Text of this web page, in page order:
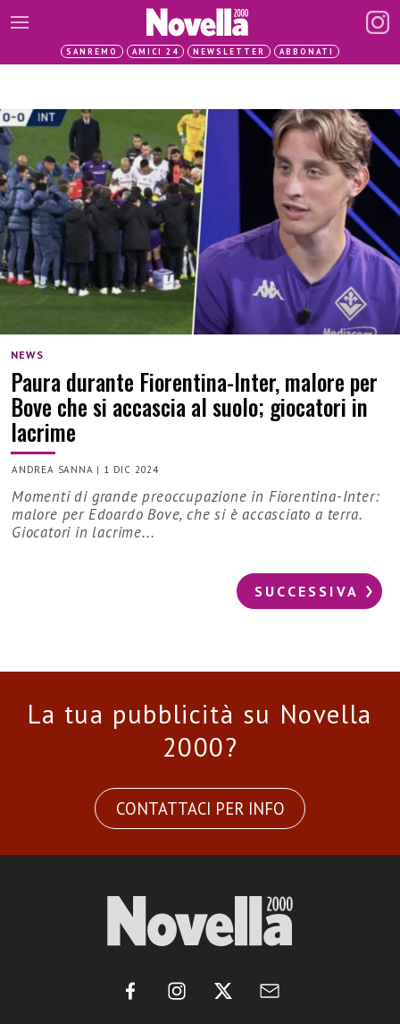
SANREMO AMICI 24 NEWSLETTER ABBONATI
NEWS
Paura durante Fiorentina-Inter, malore per
Bove che si accascia al suolo; giocatori in
lacrime
ANDREA SANNA | 1 DIC 2024
Momenti di grande preoccupazione in Fiorentina-Inter:
malore per Edoardo Bove, che si è accasciato a terra.
Giocatori in lacrime...
SUCCESSIVA
La tua pubblicità su Novella
2000?
CONTATTACI PER INFO